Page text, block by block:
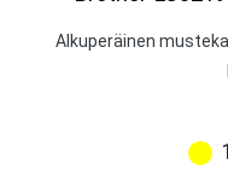
Alkuperäinen